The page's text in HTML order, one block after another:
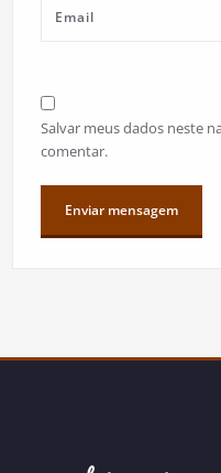
Salvar meus dados neste
comentar.